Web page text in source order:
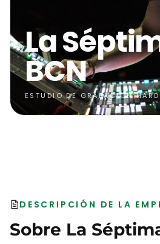
La
BCN
ESTUDIO DE GRABACIÓN HARD
DESCRIPCIÓN DE LA
Sobre La